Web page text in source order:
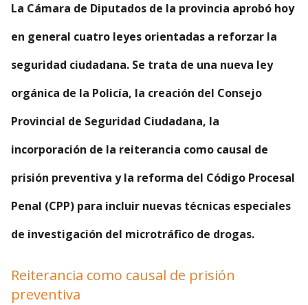
La Cámara de Diputados de la provincia aprobó hoy
en general cuatro leyes orientadas a reforzar la
seguridad ciudadana. Se trata de una nueva ley
orgánica de la Policía, la creación del Consejo
Provincial de Seguridad Ciudadana, la
incorporación de la reiterancia como causal de
prisión preventiva y la reforma del Código Procesal
Penal (CPP) para incluir nuevas técnicas especiales
de investigación del microtráfico de drogas.
Reiterancia como causal de prisión
preventiva